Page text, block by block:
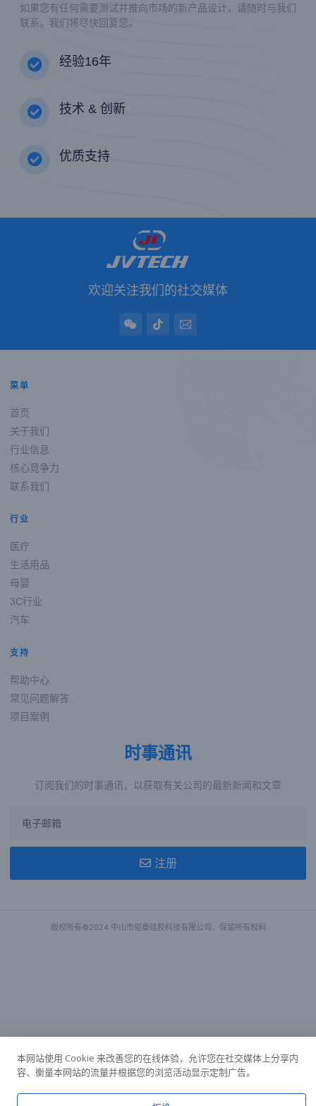
如果您有任何需要测试并推向市场的新产品设计，请随时与我们
联系。我们将尽快回复您。
经验16年
技术 & 创新
优质支持
欢迎关注我们的社交媒体
菜单
首页
关于我们
行业信息
核心竞争力
联系我们
行业
医疗
生活用品
母婴
3C行业
汽车
支持
帮助中心
常见问题解答
项目案例
时事通讯
订阅我们的时事通讯，以获取有关公司的最新新闻和文章
注册
版权所有©2024 中山市钜泰硅胶科技有限公司，保留所有权利
本网站使用 Cookie 来改善您的在线体验，允许您在社交媒体上分享内
容、衡量本网站的流量并根据您的浏览活动显示定制广告。